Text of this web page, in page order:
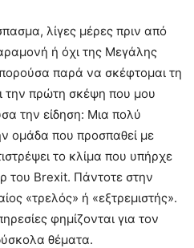
λίγες μέρες πριν από
ή όχι της Μεγάλης
παρά να σκέφτομαι τη
την πρώτη σκέψη που μου
την είδηση: Μια πολύ
ομάδα που προσπαθεί με
το κλίμα που υπήρχε
του Brexit. Πάντοτε στην
«τρελός» ή «εξτρεμιστής».
φημίζονται για τον
θέματα.